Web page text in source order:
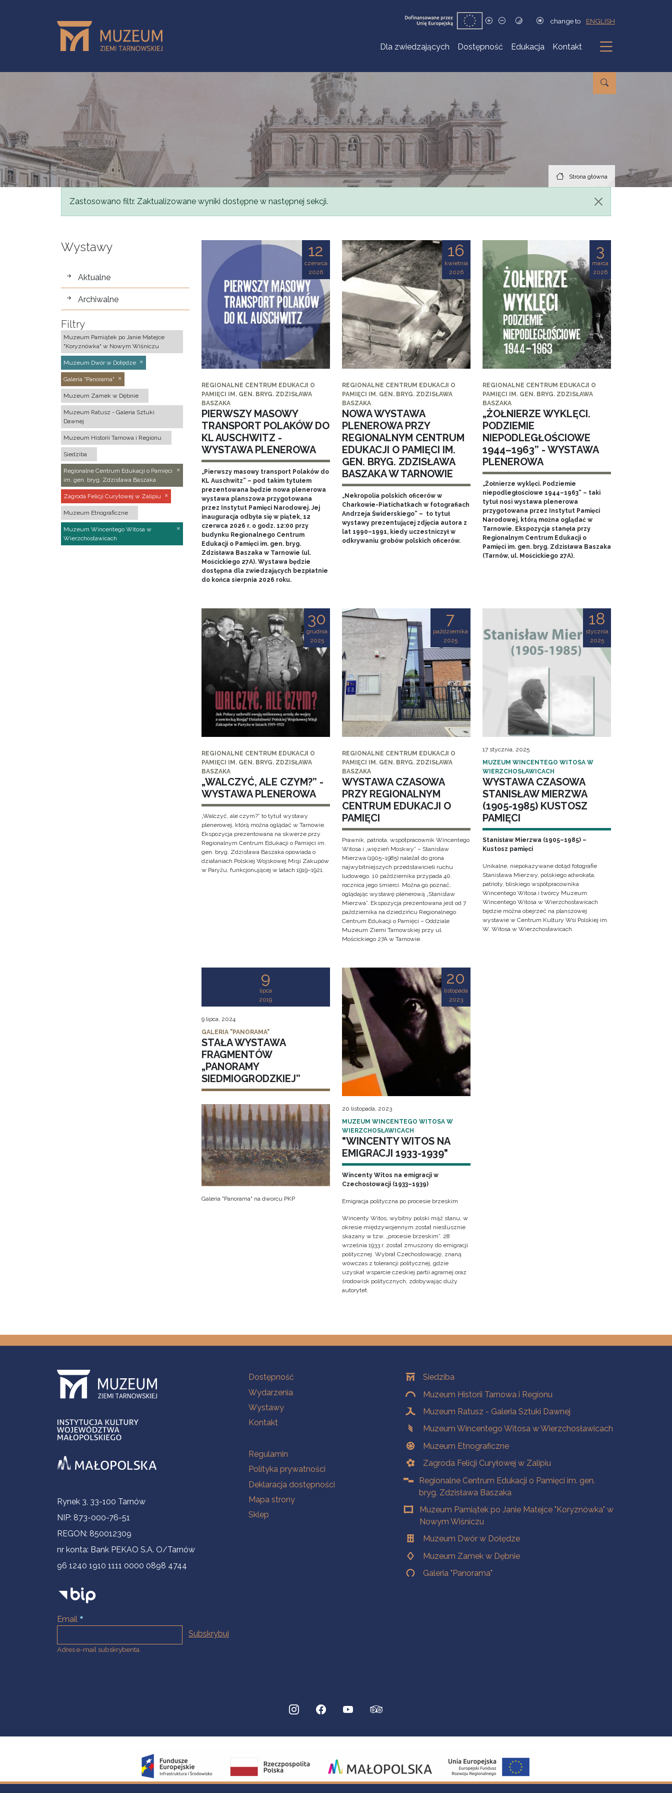
change to ENGLISH
Dla zwiedzających Dostępność Edukacja Kontakt
Podmenu
Strona główna
Komunikat
Zastosowano filtr. Zaktualizowane wyniki dostępne w następnej sekcji.
Wystawy
wystawy
Aktualne
Archiwalne
Filtry
Muzeum Pamiątek po Janie Matejce
"Koryznówka" w Nowym Wiśniczu
Muzeum Dwór w Dołędze
Galeria "Panorama"
Muzeum Zamek w Dębnie
Muzeum Ratusz - Galeria Sztuki
Dawnej
Muzeum Historii Tarnowa i Regionu
Siedziba
Regionalne Centrum Edukacji o Pamięci
im. gen. bryg. Zdzisława Baszaka
Zagroda Felicji Curyłowej w Zalipiu
Muzeum Etnograficzne
Muzeum Wincentego Witosa w
Wierzchosławicach
12
czerwca
2026
REGIONALNE CENTRUM EDUKACJI O
PAMIĘCI IM. GEN. BRYG. ZDZISŁAWA
BASZAKA
PIERWSZY MASOWY
TRANSPORT POLAKÓW DO
KL AUSCHWITZ -
WYSTAWA PLENEROWA
„Pierwszy masowy transport Polaków do
KL Auschwitz” – pod takim tytułem
prezentowana będzie nowa plenerowa
wystawa planszowa przygotowana
przez Instytut Pamięci Narodowej. Jej
inauguracja odbyła się w piątek, 12
czerwca 2026 r. o godz. 12:00 przy
budynku Regionalnego Centrum
Edukacji o Pamięci im. gen. bryg.
Zdzisława Baszaka w Tarnowie (ul.
Mościckiego 27A). Wystawa będzie
dostępna dla zwiedzających bezpłatnie
do końca sierpnia 2026 roku.
16
kwietnia
2026
REGIONALNE CENTRUM EDUKACJI O
PAMIĘCI IM. GEN. BRYG. ZDZISŁAWA
BASZAKA
NOWA WYSTAWA
PLENEROWA PRZY
REGIONALNYM CENTRUM
EDUKACJI O PAMIĘCI IM.
GEN. BRYG. ZDZISŁAWA
BASZAKA W TARNOWIE
„Nekropolia polskich oficerów w
Charkowie-Piatichatkach w fotografiach
Andrzeja Świderskiego” – to tytuł
wystawy prezentującej zdjęcia autora z
lat 1990–1991, kiedy uczestniczył w
odkrywaniu grobów polskich oficerów.
3
marca
2026
REGIONALNE CENTRUM EDUKACJI O
PAMIĘCI IM. GEN. BRYG. ZDZISŁAWA
BASZAKA
„ŻOŁNIERZE WYKLĘCI.
PODZIEMIE
NIEPODLEGŁOŚCIOWE
1944–1963” - WYSTAWA
PLENEROWA
„Żołnierze wyklęci. Podziemie
niepodległościowe 1944–1963” – taki
tytuł nosi wystawa plenerowa
przygotowana przez Instytut Pamięci
Narodowej, którą można oglądać w
Tarnowie. Ekspozycja stanęła przy
Regionalnym Centrum Edukacji o
Pamięci im. gen. bryg. Zdzisława Baszaka
(Tarnów, ul. Mościckiego 27A).
30
grudnia
2025
REGIONALNE CENTRUM EDUKACJI O
PAMIĘCI IM. GEN. BRYG. ZDZISŁAWA
BASZAKA
„WALCZYĆ, ALE CZYM?” -
WYSTAWA PLENEROWA
„Walczyć, ale czym?” to tytuł wystawy
plenerowej, którą można oglądać w Tarnowie.
Ekspozycja prezentowana na skwerze przy
Regionalnym Centrum Edukacji o Pamięci im.
gen. bryg. Zdzisława Baszaka opowiada o
działaniach Polskiej Wojskowej Misji Zakupów
w Paryżu, funkcjonującej w latach 1919–1921.
7
października
2025
REGIONALNE CENTRUM EDUKACJI O
PAMIĘCI IM. GEN. BRYG. ZDZISŁAWA
BASZAKA
WYSTAWA CZASOWA
PRZY REGIONALNYM
CENTRUM EDUKACJI O
PAMIĘCI
Prawnik, patriota, współpracownik Wincentego
Witosa i „więzień Moskwy” – Stanisław
Mierzwa (1905–1985) należał do grona
najwybitniejszych przedstawicieli ruchu
ludowego. 10 października przypada 40.
rocznica jego śmierci. Można go poznać,
oglądając wystawę plenerową „Stanisław
Mierzwa”. Ekspozycja prezentowana jest od 7
października na dziedzińcu Regionalnego
Centrum Edukacji o Pamięci – Oddziale
Muzeum Ziemi Tarnowskiej przy ul.
Mościckiego 27A w Tarnowie.
18
stycznia
2025
17 stycznia, 2025
MUZEUM WINCENTEGO WITOSA W
WIERZCHOSŁAWICACH
WYSTAWA CZASOWA
STANISŁAW MIERZWA
(1905-1985) KUSTOSZ
PAMIĘCI
Stanisław Mierzwa (1905–1985) –
Kustosz pamięci
Unikalne, niepokazywane dotąd fotografie
Stanisława Mierzwy, polskiego adwokata,
patrioty, bliskiego współpracownika
Wincentego Witosa i twórcy Muzeum
Wincentego Witosa w Wierzchosławicach
będzie można obejrzeć na planszowej
wystawie w Centrum Kultury Wsi Polskiej im.
W. Witosa w Wierzchosławicach.
9
lipca
2019
9 lipca, 2024
GALERIA "PANORAMA"
STAŁA WYSTAWA
FRAGMENTÓW
„PANORAMY
SIEDMIOGRODZKIEJ”
Galeria "Panorama" na dworcu PKP
20
listopada
2023
20 listopada, 2023
MUZEUM WINCENTEGO WITOSA W
WIERZCHOSŁAWICACH
"WINCENTY WITOS NA
EMIGRACJI 1933-1939"
Wincenty Witos na emigracji w
Czechosłowacji (1933–1939)
Emigracja polityczna po procesie brzeskim
Wincenty Witos, wybitny polski mąż stanu, w
okresie międzywojennym został niesłusznie
skazany w tzw. „procesie brzeskim”. 28
września 1933 r. został zmuszony do emigracji
politycznej. Wybrał Czechosłowację, znaną
wówczas z tolerancji politycznej, gdzie
uzyskał wsparcie czeskiej partii agrarnej oraz
środowisk politycznych, zdobywając duży
autorytet.
Informacje kontaktowe
Rynek 3, 33-100 Tarnów
NIP: 873-000-76-51
REGON: 850012309
nr konta: Bank PEKAO S.A. O/Tarnów
96 1240 1910 1111 0000 0898 4744
Email
Adres e-mail subskrybenta.
Na skróty
Dostępność
Wydarzenia
Wystawy
Kontakt
Na skróty
Regulamin
Polityka prywatności
Deklaracja dostępności
Mapa strony
Sklep
OddziałySiedziba
Muzeum Historii Tarnowa i Regionu
Muzeum Ratusz - Galeria Sztuki Dawnej
Muzeum Wincentego Witosa w Wierzchosławicach
Muzeum Etnograficzne
Zagroda Felicji Curyłowej w Zalipiu
Regionalne Centrum Edukacji o Pamięci im. gen.
bryg. Zdzisława Baszaka
Muzeum Pamiątek po Janie Matejce "Koryznówka" w
Nowym Wiśniczu
Muzeum Dwór w Dołędze
Muzeum Zamek w Dębnie
Galeria "Panorama"